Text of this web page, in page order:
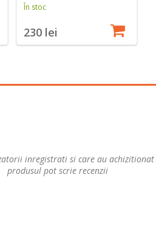
În stoc
230 lei
inregistrati si care au achizitionat
produsul pot scrie recenzii